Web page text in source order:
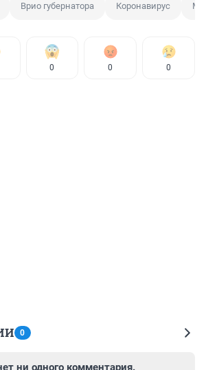
Врио губернатора Коронавирус
0 0 0
0
ни одного комментария.